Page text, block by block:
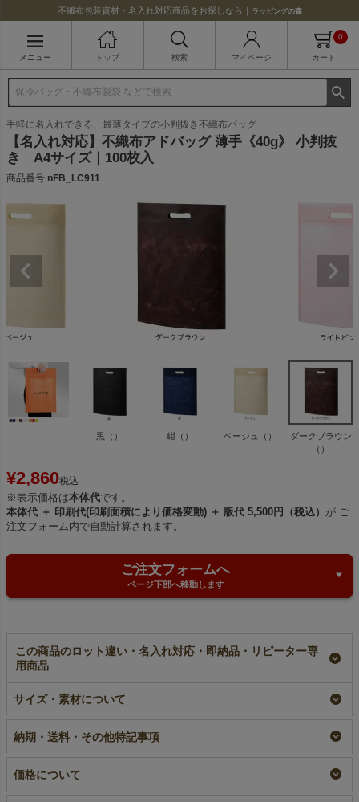
不織布包装資材・名入れ対応商品をお探しなら｜ ラッピングの森
メニュー トップ 検索 マイページ カート
0
手軽に名入れできる、最薄タイプの小判抜き不織布バッグ
【名入れ対応】不織布アドバッグ 薄手《40g》 小判抜
き A4サイズ｜100枚入
商品番号 nFB_LC911
黒（） 紺（） ベージュ（）
ダークブラウン
（）
¥2,860税込
※表示価格は本体代です。
本体代 ＋ 印刷代(印刷面積により価格変動) ＋ 版代 5,500円（税込） が ご
注文フォーム内で自動計算されます。
ご注文フォームへ
ページ下部へ移動します
この商品のロット違い・名入れ対応・即納品・リピーター専
用商品
【名入れ対応】不織布
アドバッグ 薄手
A4サイズ｜100枚入
名入れ
不織布アドバッグ小判
¥2,750
【名入れ／リピーター
専用】不織布アドバッ
抜き A4サイズ｜100
サイズ・素材について
納期・送料・その他特記事項
価格について